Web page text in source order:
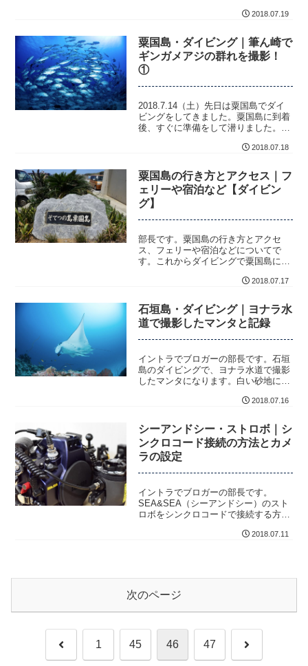
2018.07.19
粟国島・ダイビング｜筆ん崎で
ギンガメアジの群れを撮影！
①
2018.7.14（土）先日は粟国島でダイ
ビングをしてきました。粟国島に到着
後、すぐに準備をして潜りました。潜
2018.07.18
粟国島の行き方とアクセス｜フ
ェリーや宿泊など【ダイビン
グ】
部長です。粟国島の行き方とアクセ
ス、フェリーや宿泊などについてで
す。これからダイビングで粟国島に行
2018.07.17
石垣島・ダイビング｜ヨナラ水
道で撮影したマンタと記録
イントラでブロガーの部長です。石垣
島のダイビングで、ヨナラ水道で撮影
したマンタになります。白い砂地にマ
2018.07.16
シーアンドシー・ストロボ｜シ
ンクロコード接続の方法とカメ
ラの設定
イントラでブロガーの部長です。
SEA&SEA（シーアンドシー）のスト
ロボをシンクロコードで接続する方法
2018.07.11
次のページ
前 1 45 46 47 次